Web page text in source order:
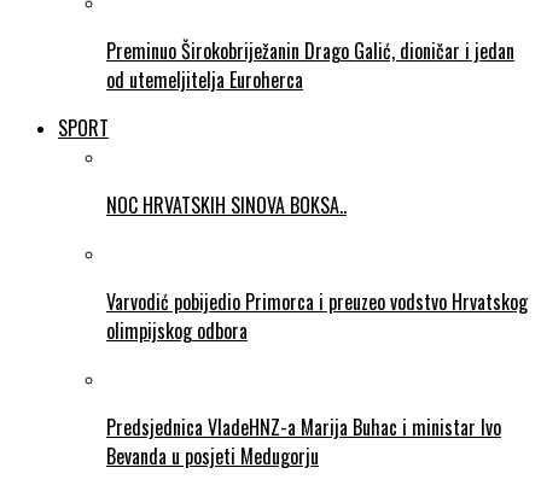
Preminuo Širokobriježanin Drago Galić, dioničar i jedan
od utemeljitelja Euroherca
SPORT
NOC HRVATSKIH SINOVA BOKSA..
Varvodić pobijedio Primorca i preuzeo vodstvo Hrvatskog
olimpijskog odbora
Predsjednica VladeHNZ-a Marija Buhac i ministar Ivo
Bevanda u posjeti Medugorju